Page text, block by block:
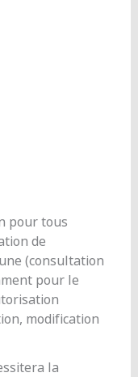
pour tous
de
(consultation
pour le
modification
la